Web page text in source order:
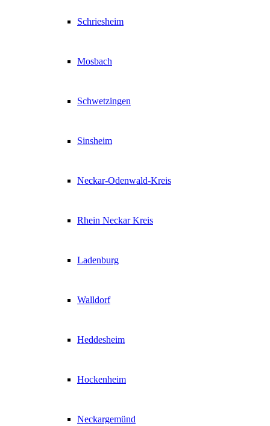
Schriesheim
Mosbach
Schwetzingen
Sinsheim
Neckar-Odenwald-Kreis
Rhein Neckar Kreis
Ladenburg
Walldorf
Heddesheim
Hockenheim
Neckargemünd